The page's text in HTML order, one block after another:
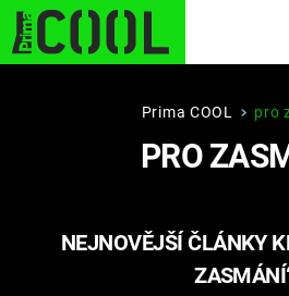
STARHOUSE BUFFY,
PLNEJ KOTEL
Prima COOL pro
PRO
NEJNOVĚJŠÍ ČLÁNKY